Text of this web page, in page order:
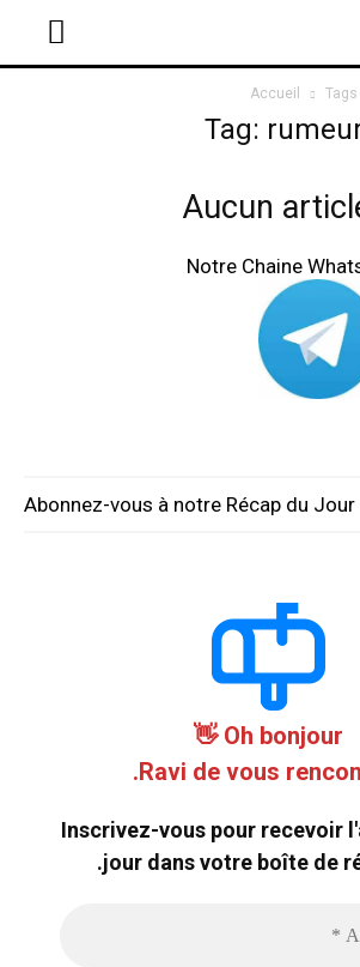
Accueil Tags
Tag:
Aucun
Notre Chaine
Abonnez-vous à notre Récap du Jour
Oh bonjour 👋
Ravi de vous
Inscrivez-vous pour recevoir
jour dans votre boîte de